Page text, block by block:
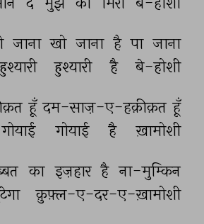
जाना खो जाना है पा जाना
हुश्यारी है बे-होशी
हूँ दम-साज़-ए-हक़ीक़त हूँ
गोयाई गोयाई है ख़ामोशी
का इज़हार है ना-मुम्किन
क़ुफ़्ल-ए-दर-ए-ख़ामोशी